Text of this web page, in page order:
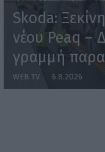
Skoda:
νέου Peaq –
γραμμή
WEB TV 6.8.2026